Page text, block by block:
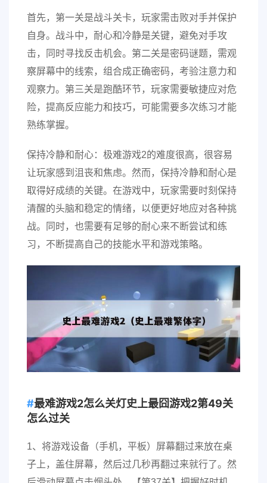
首先，第一关是战斗关卡，玩家需击败对手并保护
自身。战斗中，耐心和冷静是关键，避免对手攻
击，同时寻找反击机会。第二关是密码谜题，需观
察屏幕中的线索，组合成正确密码，考验注意力和
观察力。第三关是跑酷环节，玩家需要敏捷应对危
险，提高反应能力和技巧，可能需要多次练习才能
熟练掌握。
保持冷静和耐心：极难游戏2的难度很高，很容易
让玩家感到沮丧和焦虑。然而，保持冷静和耐心是
取得好成绩的关键。在游戏中，玩家需要时刻保持
清醒的头脑和稳定的情绪，以便更好地应对各种挑
战。同时，也需要有足够的耐心来不断尝试和练
习，不断提高自己的技能水平和游戏策略。
最难游戏2怎么关灯史上最囧游戏2第49关
怎么过关
1、将游戏设备（手机，平板）屏幕翻过来放在桌
子上，盖住屏幕，然后过几秒再翻过来就行了。然